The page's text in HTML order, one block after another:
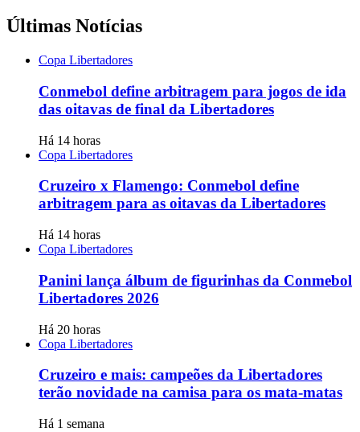
Últimas Notícias
Copa Libertadores
Conmebol define arbitragem para jogos de ida
das oitavas de final da Libertadores
Há 14 horas
Copa Libertadores
Cruzeiro x Flamengo: Conmebol define
arbitragem para as oitavas da Libertadores
Há 14 horas
Copa Libertadores
Panini lança álbum de figurinhas da Conmebol
Libertadores 2026
Há 20 horas
Copa Libertadores
Cruzeiro e mais: campeões da Libertadores
terão novidade na camisa para os mata-matas
Há 1 semana